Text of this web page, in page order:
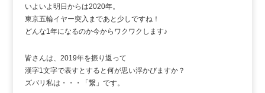
いよいよ明日からは2020年。
東京五輪イヤー突入まであと少しですね！
どんな1年になるのか今からワクワクします♪
皆さんは、2019年を振り返って
漢字1文字で表すとすると何が思い浮かびますか？
ズバリ私は・・・「繋」です。